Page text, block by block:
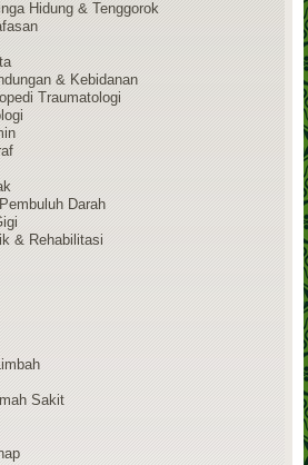
Hidung & Tenggorok
& Kebidanan
Traumatologi
Darah
& Rehabilitasi
Sakit